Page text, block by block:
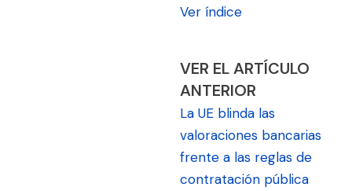
Ver índice
VER EL ARTÍCULO
ANTERIOR
La UE blinda las
valoraciones bancarias
frente a las reglas de
contratación pública